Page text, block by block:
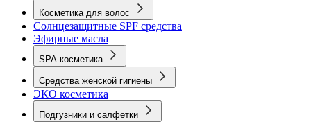
Косметика для волос
Солнцезащитные SPF средства
Эфирные масла
SPA косметика
Средства женской гигиены
ЭКО косметика
Подгузники и салфетки